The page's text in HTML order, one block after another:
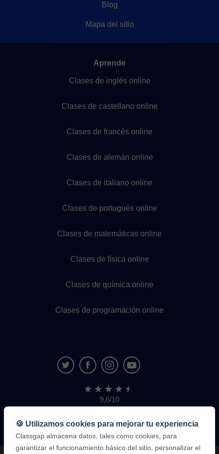
Blog
Mapa del sitio
Aprende
Clases de inglés online
Clases de castellano online
Clases de francés online
Clases de alemán online
Clases de italiano online
Clases de portugués online
Clases de matemáticas online
Clases de física online
Clases de química online
Clases de programación online
9,6/10
1.339.284
de
alumnos
🍪 Utilizamos cookies para mejorar tu experiencia
Classgap almacena datos, tales como cookies, para
garantizar el funcionamiento básico del sitio, personalizar el